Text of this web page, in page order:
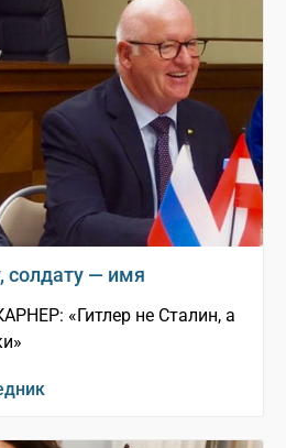
солдату — имя
«Гитлер не Сталин, а